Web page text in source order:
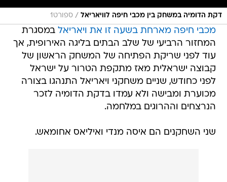
דקת הדומיה במשחק בין מכבי חיפה לוויאריאל / ספורט1
מכבי חיפה מארחת בשעה זו את ויאריאל במסגרת
המחזור הרביעי של שלב הבתים בליגה האירופית, אך
עוד לפני שריקת הפתיחה של המשחק הראשון של
קבוצה ישראלית מאז מתקפת הטרור על ישראל
לפני כחודש, שניים משחקני ויאריאל התנהגו בצורה
מכוערת ומבישה ולא עמדו בדקת הדומיה לזכר
הנרצחים וההרוגים במלחמה.
שני השחקנים הם איסה מנדי ואיליאס אחומאש.